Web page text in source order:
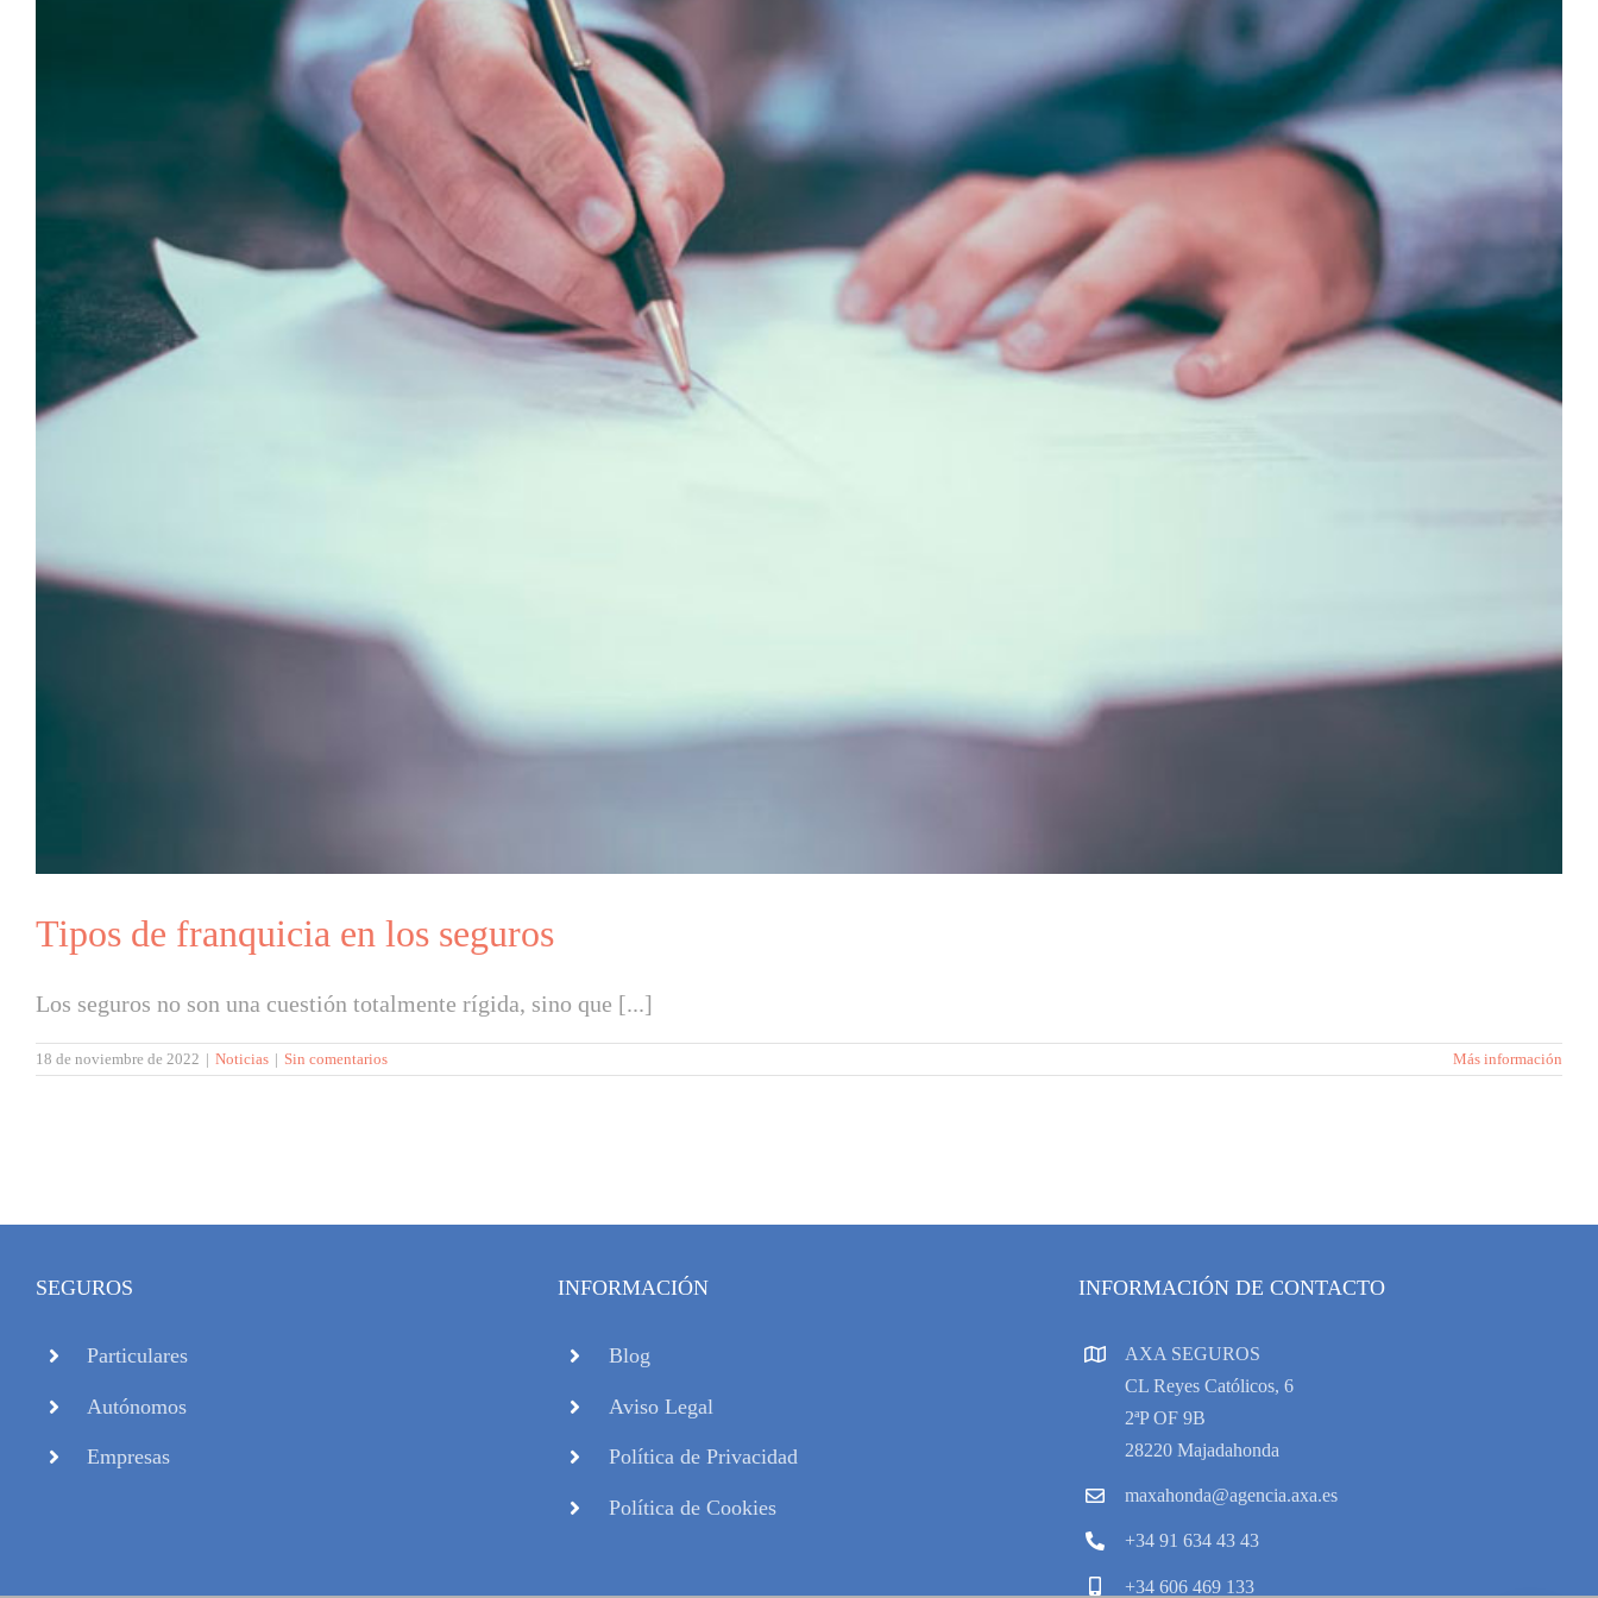
Tipos de franquicia en los seguros
Los seguros no son una cuestión totalmente rígida, sino que [...]
18 de noviembre de 2022 | Noticias | Sin comentarios Más información
SEGUROS
Particulares
Autónomos
Empresas
INFORMACIÓN
Blog
Aviso Legal
Política de Privacidad
Política de Cookies
INFORMACIÓN DE CONTACTO
AXA SEGUROS
CL Reyes Católicos, 6
2ªP OF 9B
28220 Majadahonda
maxahonda@agencia.axa.es
+34 91 634 43 43
+34 606 469 133